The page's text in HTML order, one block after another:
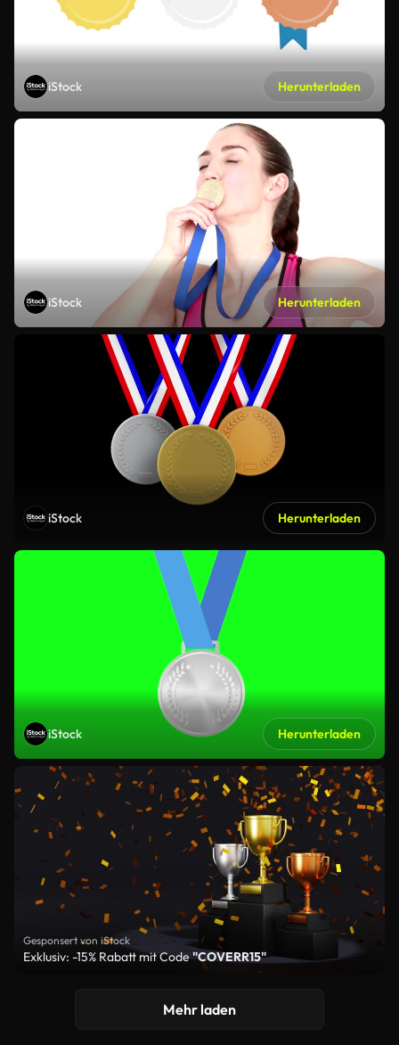
iStock Herunterladen
iStock Herunterladen
iStock Herunterladen
iStock Herunterladen
Gesponsert von iStock
Exklusiv: -15% Rabatt mit Code"COVERR15"
Mehr laden